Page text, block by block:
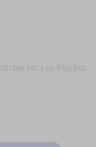
etc.) zu Playlists